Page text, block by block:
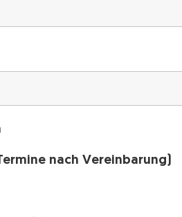
nach Vereinbarung)